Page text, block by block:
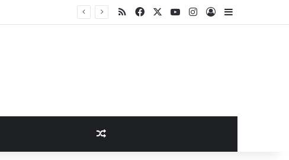
RSSFacebookYouTubeInstagram
Log InSidebar
Random Article